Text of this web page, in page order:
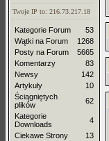
Twoje IP to: 216.73.217.18
Kategorie Forum
53
Wątki na Forum
1268
Posty na Forum
5665
Komentarzy
83
Newsy
142
Artykuły
10
Ściągniętych
plików
62
Kategorie
Downloads
4
Ciekawe Strony
13